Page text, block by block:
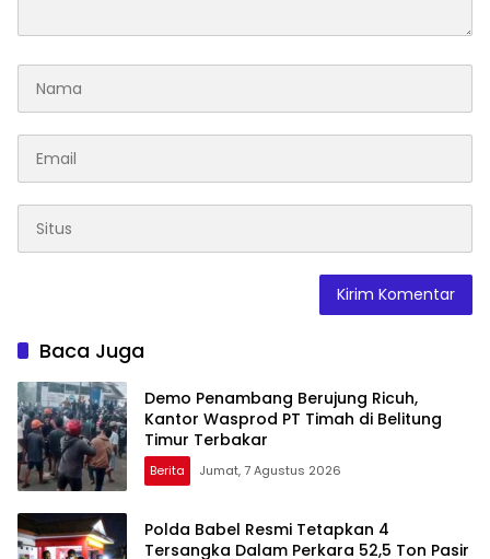
Baca Juga
Demo Penambang Berujung Ricuh,
Kantor Wasprod PT Timah di Belitung
Timur Terbakar
Berita Jumat, 7 Agustus 2026
Polda Babel Resmi Tetapkan 4
Tersangka Dalam Perkara 52,5 Ton Pasir